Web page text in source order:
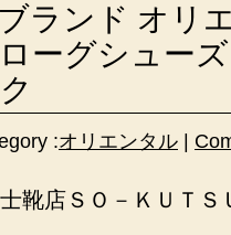
ランド オリ
ーグシュー
:オリエンタル
靴店ＳＯ－ＫＵＴＳ